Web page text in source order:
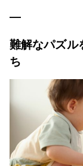
難解なパズル
ち